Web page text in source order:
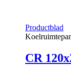
Productblad
CR